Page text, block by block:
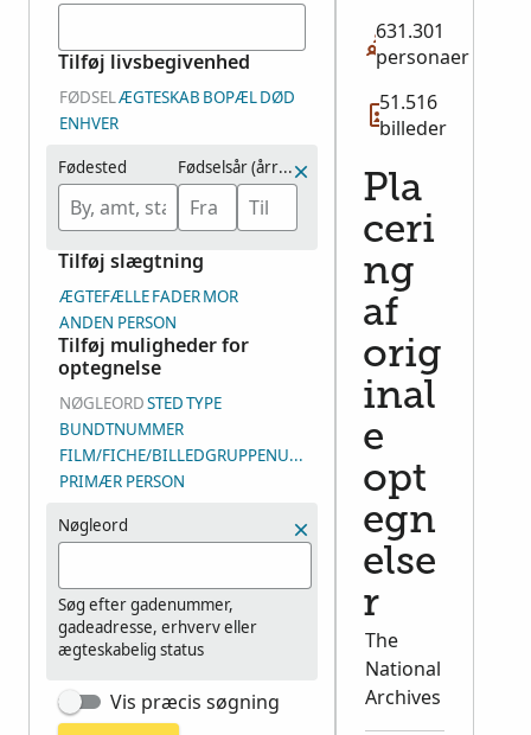
Tilføj livsbegivenhed
FØDSELÆGTESKAB BOPÆLDØD
ENHVER
Fødested Fødselsår (årrække)
Tilføj slægtning
ÆGTEFÆLLEFADERMOR
ANDEN PERSON
Tilføj muligheder for
optegnelse
NØGLEORDSTEDTYPE
BUNDTNUMMER
FILM/FICHE/BILLEDGRUPPENUMMER (DGS)
PRIMÆR PERSON
Nøgleord
Søg efter gadenummer,
gadeadresse, erhverv eller
ægteskabelig status
Vis præcis søgning
631.301
personaer
51.516
billeder
Pla
ceri
ng
af
orig
inal
e
opt
egn
else
r
The
National
Archives